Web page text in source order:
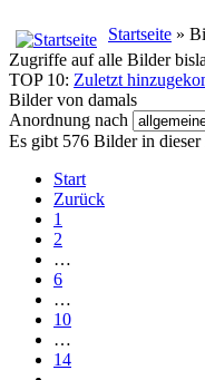
Startseite »
Zugriffe auf alle Bilder
TOP 10: Zuletzt
Bilder von damals
Anordnung nach
Es gibt 576 Bilder in
Start
Zurück
1
2
…
6
…
10
…
14